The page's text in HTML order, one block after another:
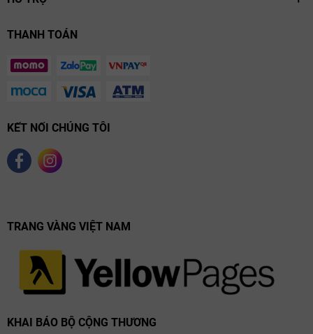
THANH TOÁN
KẾT NỐI CHÚNG TÔI
TRANG VÀNG VIỆT NAM
KHAI BÁO BỘ CỘNG THƯƠNG